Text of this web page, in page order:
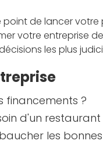
point de lancer
votre entreprise
les plus
financements ?
d'un restaurant
les